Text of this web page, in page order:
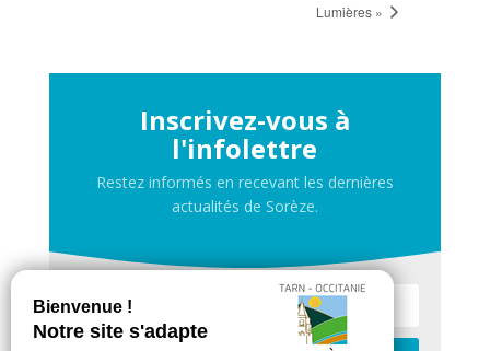
Lumières »
Inscrivez-vous à
l'infolettre
Restez informés en recevant les dernières
actualités de Sorèze.